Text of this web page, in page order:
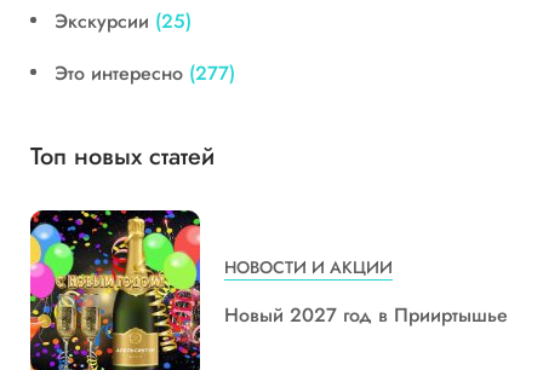
Экскурсии (25)
Это интересно (277)
Топ новых статей
НОВОСТИ И АКЦИИ
Новый 2027 год в Прииртышье